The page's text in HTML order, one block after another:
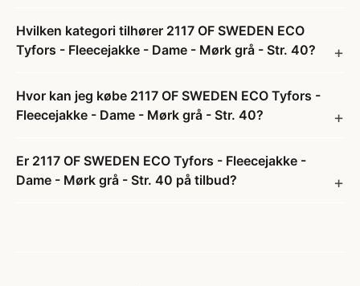
Hvilken kategori tilhører 2117 OF SWEDEN ECO
Tyfors - Fleecejakke - Dame - Mørk grå - Str. 40?
Hvor kan jeg købe 2117 OF SWEDEN ECO Tyfors -
Fleecejakke - Dame - Mørk grå - Str. 40?
Er 2117 OF SWEDEN ECO Tyfors - Fleecejakke -
Dame - Mørk grå - Str. 40 på tilbud?